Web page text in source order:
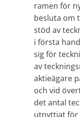
ramen för
besluta om
stöd av
i första
sig för
av
aktieägare
och vid
det antal
utnyttjat för